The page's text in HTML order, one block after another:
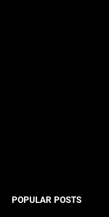
POPULAR POSTS